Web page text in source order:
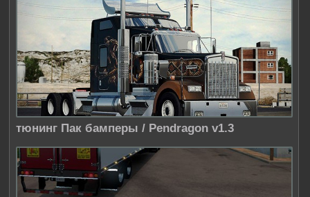
тюнинг Пак бамперы / Pendragon v1.3